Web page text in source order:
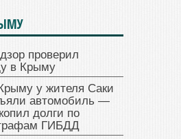
проверил
в Крыму
у жителя Саки
автомобиль —
долги по
ГИБДД